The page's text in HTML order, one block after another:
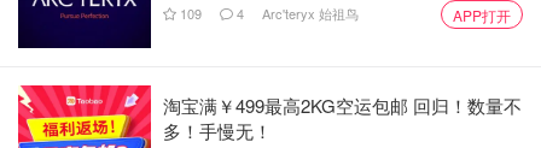
109 4 Arc'teryx 始祖鸟 APP打开
淘宝满￥499最高2KG空运包邮 回归！数量不
多！手慢无！